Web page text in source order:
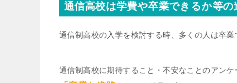
通信高校は学費や卒業できるか等
通信制高校の入学を検討する時、多くの人は卒
通信制高校に期待すること・不安なことのアンケ